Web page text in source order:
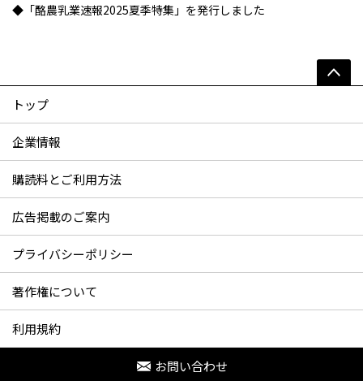
◆「酪農乳業速報2025夏季特集」を発行しました
トップ
企業情報
購読料とご利用方法
広告掲載のご案内
プライバシーポリシー
著作権について
利用規約
お問い合わせ